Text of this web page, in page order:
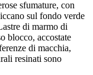
sfumature, con
sul fondo verde
di marmo di
blocco, accostate
di macchia,
resinati sono